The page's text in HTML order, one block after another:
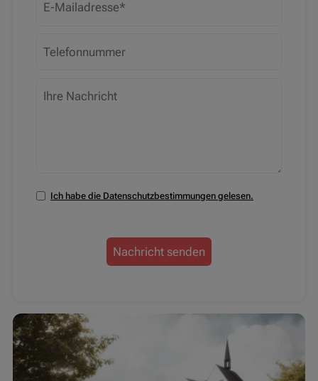
Ich habe die Datenschutzbestimmungen gelesen.
Nachricht senden